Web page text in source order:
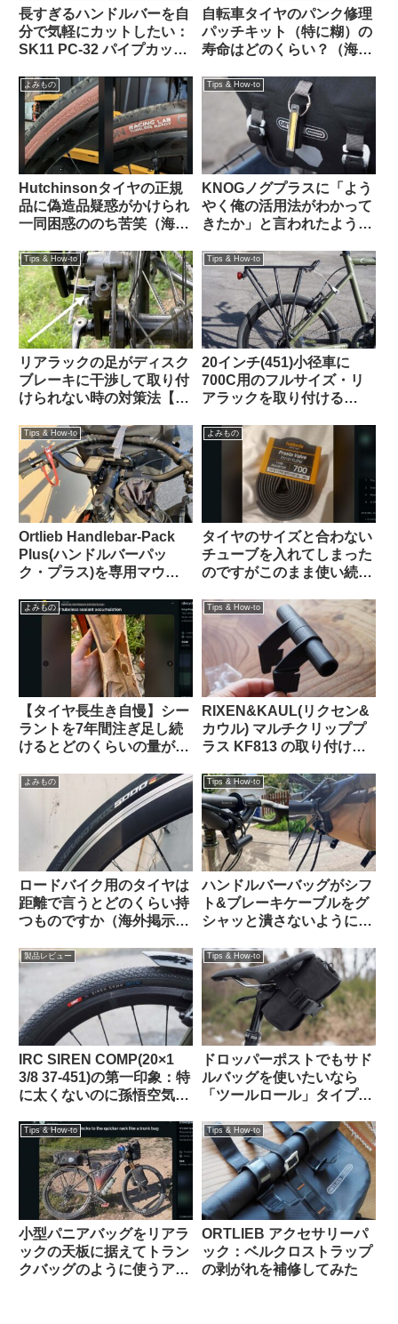
長すぎるハンドルバーを自
分で気軽にカットしたい：
SK11 PC-32 パイプカッタ
カスタム】
自転車タイヤのパンク修理
パッチキット（特に糊）の
寿命はどのくらい？（海外
よみもの
Hutchinsonタイヤの正規
品に偽造品疑惑がかけられ
一同困惑ののち苦笑（海外
Tips & How-to
KNOGノグプラスに「よう
やく俺の活用法がわかって
きたか」と言われたような
ハンドルバーパックとの相
性良し
Tips & How-to
リアラックの足がディスク
ブレーキに干渉して取り付
けられない時の対策法【大
Tips & How-to
20インチ(451)小径車に
700C用のフルサイズ・リ
アラックを取り付ける
Explorer Tubular Rack】
Tips & How-to
Ortlieb Handlebar-Pack
Plus(ハンドルバーパッ
ク・プラス)を専用マウン
クに置いてみた
よみもの
タイヤのサイズと合わない
チューブを入れてしまった
のですがこのまま使い続け
外掲示板より）
よみもの
【タイヤ長生き自慢】シー
ラントを7年間注ぎ足し続
けるとどのくらいの量が溜
ら）
Tips & How-to
RIXEN&KAUL(リクセン&
カウル) マルチクリッププ
ラス KF813 の取り付け方
い？】
よみもの
ロードバイク用のタイヤは
距離で言うとどのくらい持
つものですか（海外掲示板
Tips & How-to
ハンドルバーバッグがシフ
ト&ブレーキケーブルをグ
シャッと潰さないようにす
掲示板から）
製品レビュー
IRC SIREN COMP(20×1
3/8 37-451)の第一印象：特
に太くないのに孫悟空気分
（ガチ競技用の高級タイ
ヤ）【Tern Crest カスタマ
イズ】
Tips & How-to
ドロッパーポストでもサド
ルバッグを使いたいなら
「ツールロール」タイプも
Tips & How-to
小型パニアバッグをリアラ
ックの天板に据えてトラン
クバッグのように使うアイ
Tips & How-to
ORTLIEB アクセサリーパ
ック：ベルクロストラップ
の剥がれを補修してみた